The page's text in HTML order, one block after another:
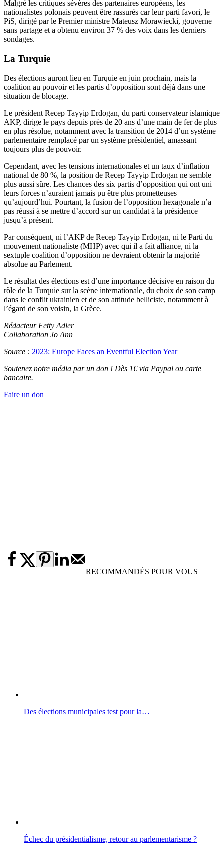
Malgré les critiques sévères des partenaires européens, les
nationalistes polonais peuvent être rassurés car leur parti favori, le
PiS, dirigé par le Premier ministre Mateusz Morawiecki, gouverne
sans partage et a obtenu environ 37 % des voix dans les derniers
sondages.
La Turquie
Des élections auront lieu en Turquie en juin prochain, mais la
coalition au pouvoir et les partis d’opposition sont déjà dans une
situation de blocage.
Le président Recep Tayyip Erdogan, du parti conservateur islamique
AKP, dirige le pays depuis près de 20 ans d’une main de fer de plus
en plus résolue, notamment avec la transition de 2014 d’un système
parlementaire remplacé par un système présidentiel, amassant
toujours plus de pouvoir.
Cependant, avec les tensions internationales et un taux d’inflation
national de 80 %, la position de Recep Tayyip Erdogan ne semble
plus aussi sûre. Les chances des six partis d’opposition qui ont uni
leurs forces n’auraient jamais pu être plus prometteuses
qu’aujourd’hui. Pourtant, la fusion de l’opposition hexagonale n’a
pas réussi à se mettre d’accord sur un candidat à la présidence
jusqu’à présent.
Par conséquent, ni l’AKP de Recep Tayyip Erdogan, ni le Parti du
mouvement nationaliste (MHP) avec qui il a fait alliance, ni la
sextuple coalition d’opposition ne devraient obtenir la majorité
absolue au Parlement.
Le résultat des élections est d’une importance décisive en raison du
rôle de la Turquie sur la scène internationale, du choix de son camp
dans le conflit ukrainien et de son attitude belliciste, notamment à
l’égard de son voisin, la Grèce.
Rédacteur Fetty Adler
Collaboration Jo Ann
Source : 2023: Europe Faces an Eventful Election Year
Soutenez notre média par un don ! Dès 1€ via Paypal ou carte
bancaire.
Faire un don
RECOMMANDÉS POUR VOUS
Des élections municipales test pour la…
Échec du présidentialisme, retour au parlementarisme ?